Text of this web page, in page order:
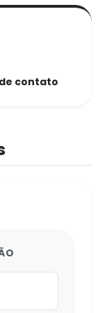
contato